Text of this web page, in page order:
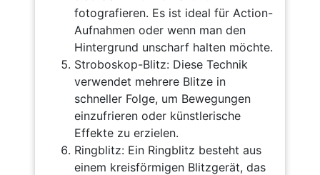
fotografieren. Es ist ideal für Action-
Aufnahmen oder wenn man den
Hintergrund unscharf halten möchte.
Stroboskop-Blitz: Diese Technik
verwendet mehrere Blitze in
schneller Folge, um Bewegungen
einzufrieren oder künstlerische
Effekte zu erzielen.
Ringblitz: Ein Ringblitz besteht aus
einem kreisförmigen Blitzgerät, das